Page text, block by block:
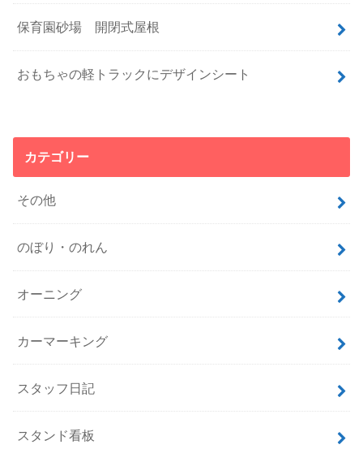
保育園砂場 開閉式屋根
おもちゃの軽トラックにデザインシート
カテゴリー
その他
のぼり・のれん
オーニング
カーマーキング
スタッフ日記
スタンド看板